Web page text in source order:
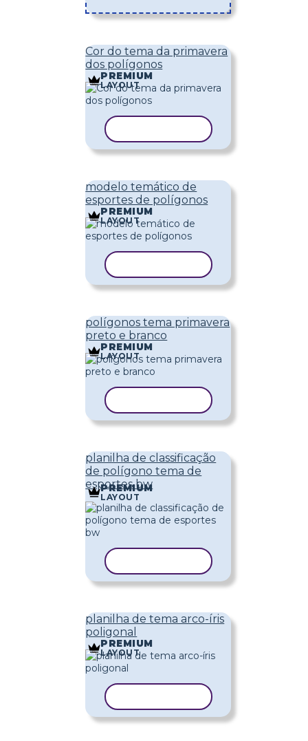
Cor do tema da primavera
dos polígonos
PREMIUM
LAYOUT
modelo temático de
esportes de polígonos
PREMIUM
LAYOUT
polígonos tema primavera
preto e branco
PREMIUM
LAYOUT
planilha de classificação
de polígono tema de
esportes bw
PREMIUM
LAYOUT
planilha de tema arco-íris
poligonal
PREMIUM
LAYOUT